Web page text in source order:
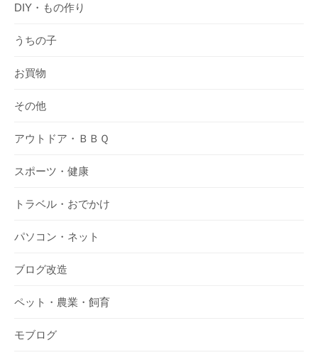
DIY・もの作り
うちの子
お買物
その他
アウトドア・ＢＢＱ
スポーツ・健康
トラベル・おでかけ
パソコン・ネット
ブログ改造
ペット・農業・飼育
モブログ